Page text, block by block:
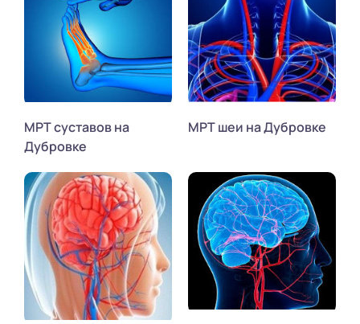
МРТ суставов на
Дубровке
МРТ шеи на Дубровке